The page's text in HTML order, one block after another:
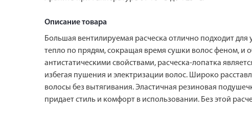
Описание товара
Большая вентилируемая расческа отлично подходит
тепло по прядям, сокращая время сушки волос феном, и
антистатическими свойствами, расческа-лопатка
избегая пушения и электризации волос. Широко
волосы без вытягивания. Эластичная резиновая
придает стиль и комфорт в использовании. Без этой